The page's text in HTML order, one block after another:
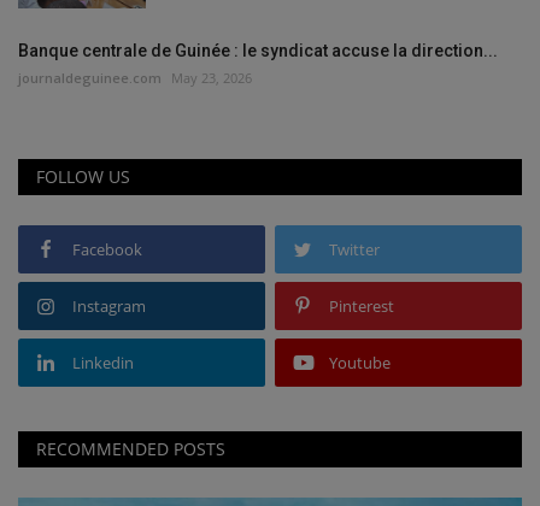
Banque centrale de Guinée : le syndicat accuse la direction...
journaldeguinee.com May 23, 2026
FOLLOW US
Facebook Twitter
Instagram Pinterest
Linkedin Youtube
RECOMMENDED POSTS